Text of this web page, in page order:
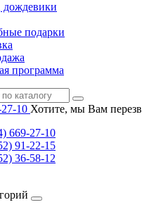
дождевики
подарки
программа
10 Хотите, мы Вам
669-27-10
91-22-15
36-58-12